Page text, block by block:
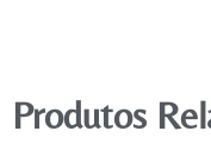
Produtos